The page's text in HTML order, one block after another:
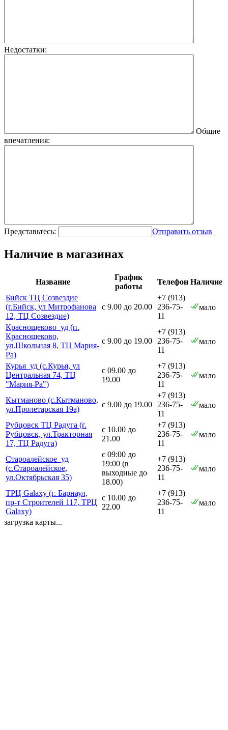
Недостатки:
Общие
впечатления:
Представьтесь: Отправить отзыв
Наличие в магазинах
Название
График
работы
Телефон Наличие
Бийск ТЦ Созвездие
(г.Бийск, ул Митрофанова
12, ТЦ Созвездие)
с 9.00 до 20.00
+7 (913)
236-75-
11
мало
Краснощеково_уд (п.
Краснощеково,
ул.Школьная 8, ТЦ Мария-
Ра)
с 9.00 до 19.00
+7 (913)
236-75-
11
мало
Курья_уд (с.Курья, ул
Центральная 74, ТЦ
"Мария-Ра")
с 09.00 до
19.00
+7 (913)
236-75-
11
мало
Кытманово (с.Кытманово,
ул.Пролетарская 19а)
с 9.00 до 19.00
+7 (913)
236-75-
11
мало
Рубцовск ТЦ Радуга (г.
Рубцовск, ул.Тракторная
17, ТЦ Радуга)
с 10.00 до
21.00
+7 (913)
236-75-
11
мало
Староалейское_уд
(с.Староалейское,
ул.Октябрьская 35)
с 09:00 до
19:00 (в
выходные до
18.00)
+7 (913)
236-75-
11
мало
ТРЦ Galaxy (г. Барнаул,
пр-т Строителей 117, ТРЦ
Galaxy)
с 10.00 до
22.00
+7 (913)
236-75-
11
мало
загрузка карты...